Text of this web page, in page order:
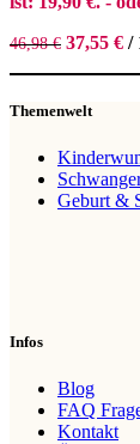
46,98€ 37,55 € /
Themenwelt
Geburt &
Infos
Blog
FAQ
Kontakt